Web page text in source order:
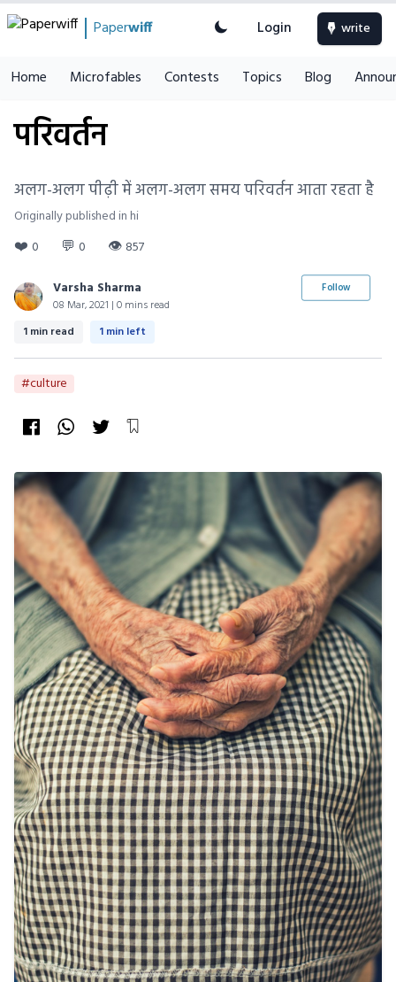
Paperwiff Login write
Home Microfables Contests Topics Blog
परिवर्तन
अलग-अलग पीढ़ी में अलग-अलग समय परिवर्तन आता रहता है
Originally published in hi
❤️ 0 💬 0 👁 857
Varsha Sharma
08 Mar, 2021 | 0 mins read
Follow
1 min read 1 min left
#culture